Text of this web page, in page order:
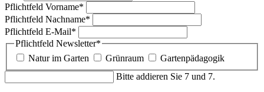
Pflichtfeld Vorname*
Pflichtfeld Nachname*
Pflichtfeld E-Mail*
Pflichtfeld Newsletter*
Natur im Garten
Grünraum
Gartenpädagogik
Bitte addieren Sie 7 und 7.